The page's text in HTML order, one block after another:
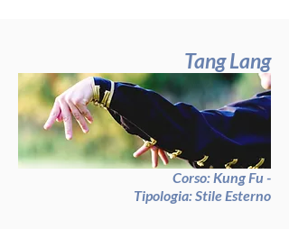
Tang Lang
Corso: Kung Fu -
Tipologia: Stile Esterno